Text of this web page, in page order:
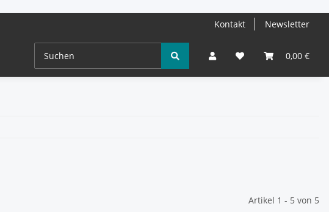
Kontakt
Newsletter
0,00 €
Artikel 1 - 5 von 5